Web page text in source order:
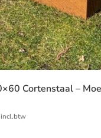
Cortenstaal –
incl.btw